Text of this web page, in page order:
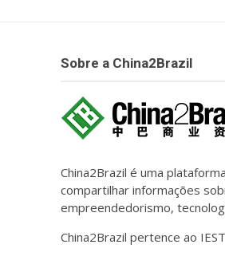
Sobre a China2Brazil
China2Brazil é uma
compartilhar informações
empreendedorismo,
China2Brazil pertence ao